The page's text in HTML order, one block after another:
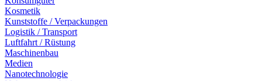
Kosmetik
Kunststoffe / Verpackungen
Logistik / Transport
Luftfahrt / Rüstung
Maschinenbau
Medien
Nanotechnologie